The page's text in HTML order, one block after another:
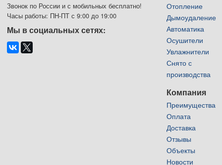
Звонок по России и с мобильных бесплатно!
Часы работы: ПН-ПТ с 9:00 до 19:00
Мы в социальных сетях:
Отопление
Дымоудаление
Автоматика
Осушители
Увлажнители
Снято с
производства
Компания
Преимущества
Оплата
Доставка
Отзывы
Объекты
Новости